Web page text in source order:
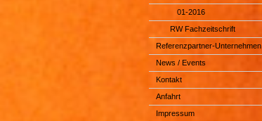
01-2016
RW Fachzeitschrift
Referenzpartner-Unternehmen
News / Events
Kontakt
Anfahrt
Impressum